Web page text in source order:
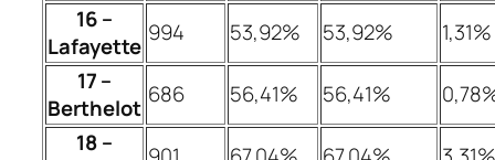
16 –
Lafayette 994 53,92% 53,92%
1,31%
17 –
Berthelot 686 56,41% 56,41%
18 –